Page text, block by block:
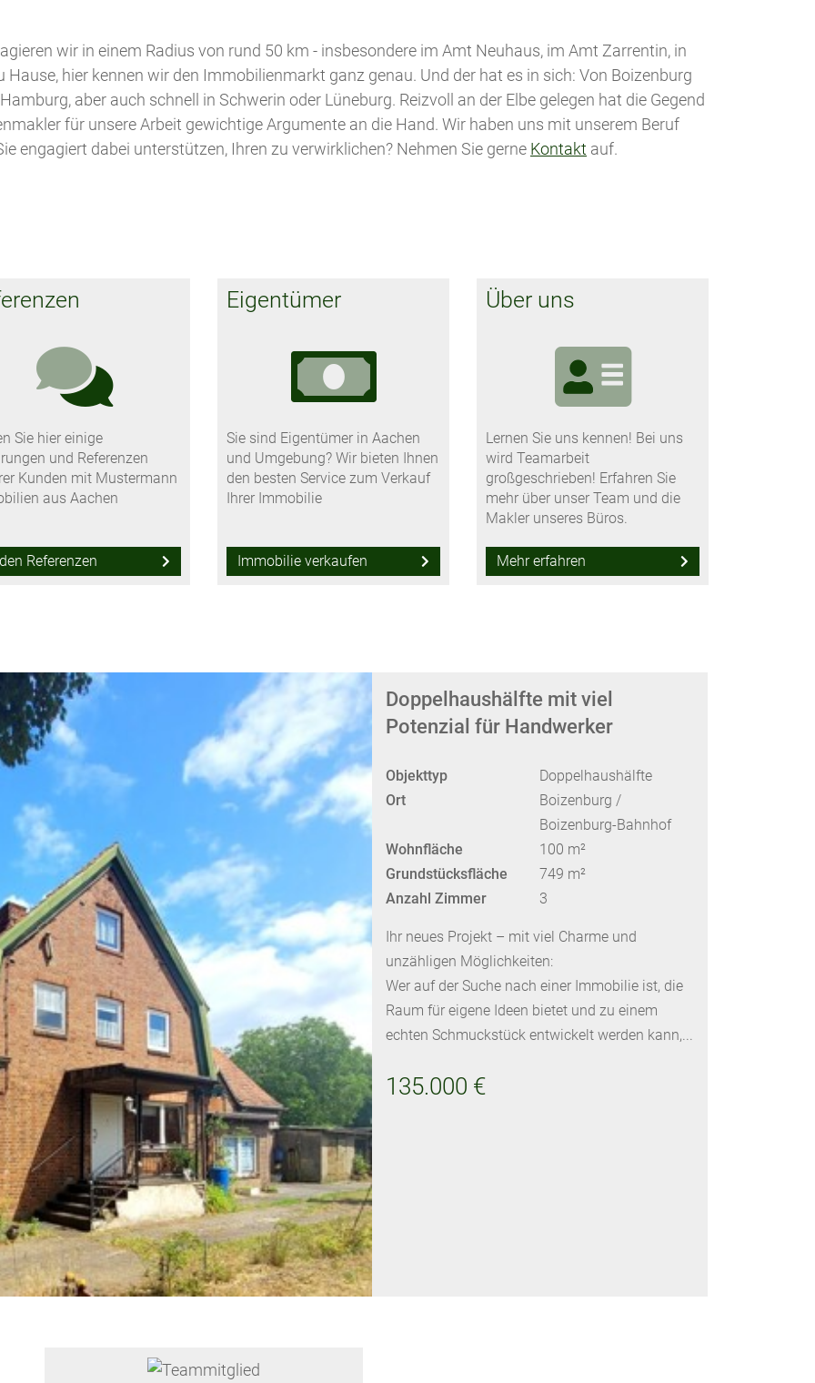
wir in einem Radius von rund 50 km - insbesondere im Amt Neuhaus, im Amt Zarrentin, in
hier kennen wir den Immobilienmarkt ganz genau. Und der hat es in sich: Von Boizenburg
aber auch schnell in Schwerin oder Lüneburg. Reizvoll an der Elbe gelegen hat die Gegend
für unsere Arbeit gewichtige Argumente an die Hand. Wir haben uns mit unserem Beruf
engagiert dabei unterstützen, Ihren zu verwirklichen? Nehmen Sie gerne Kontakt auf.
Sie hier einige
und Referenzen
Kunden mit Mustermann
aus Aachen
Referenzen
Eigentümer
Sie sind Eigentümer in Aachen
und Umgebung? Wir bieten Ihnen
den besten Service zum Verkauf
Ihrer Immobilie
Immobilie verkaufen
Über uns
Lernen Sie uns kennen! Bei uns
wird Teamarbeit
großgeschrieben! Erfahren Sie
mehr über unser Team und die
Makler unseres Büros.
Mehr erfahren
Doppelhaushälfte mit viel
Potenzial für Handwerker
Objekttyp
Doppelhaushälfte
Ort
Boizenburg /
Boizenburg-Bahnhof
Wohnfläche
100 m²
Grundstücksfläche
749 m²
Anzahl Zimmer
3
Ihr neues Projekt – mit viel Charme und
unzähligen Möglichkeiten:
Wer auf der Suche nach einer Immobilie ist, die
Raum für eigene Ideen bietet und zu einem
echten Schmuckstück entwickelt werden kann,...
135.000 €